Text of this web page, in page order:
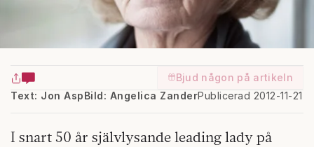
Bjud någon på artikeln
Text: Jon Asp
Publicerad 2012-11-21
Bild: Angelica Zander
I snart 50 år självlysande leading lady på